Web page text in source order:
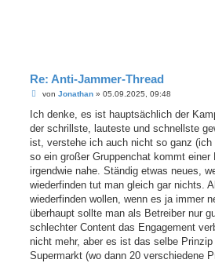
Re: Anti-Jammer-Thread
B
i
r
a
g
von Jonathan» 05.09.2025, 09:48
Ich denke, es ist hauptsächlich der
der schrillste, lauteste und schnellste
ist, verstehe ich auch nicht so ganz
so ein großer Gruppenchat kommt
irgendwie nahe. Ständig etwas neues,
wiederfinden tut man gleich gar nichts.
wiederfinden wollen, wenn es ja immer
überhaupt sollte man als Betreiber nur
schlechter Content das Engagement
nicht mehr, aber es ist das selbe
Supermarkt (wo dann 20 verschiedene